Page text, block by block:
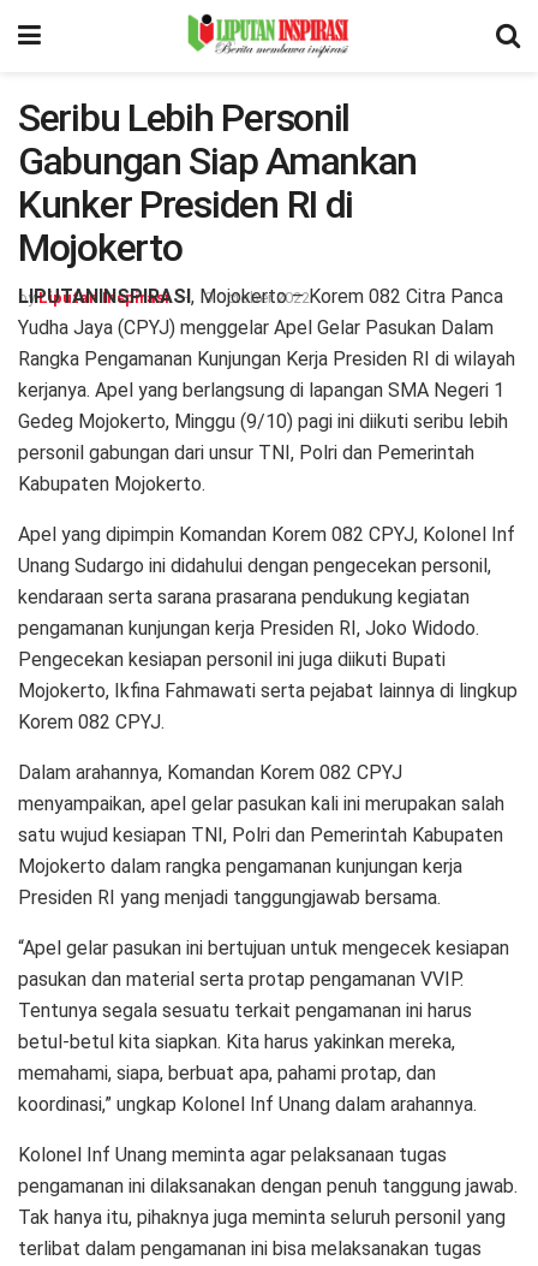
Seribu Lebih Personil
Gabungan Siap Amankan
Kunker Presiden RI di
Mojokerto
by Liputan Inspirasi 9 October 2022
LIPUTANINSPIRASI, Mojokerto – Korem 082 Citra Panca
Yudha Jaya (CPYJ) menggelar Apel Gelar Pasukan Dalam
Rangka Pengamanan Kunjungan Kerja Presiden RI di wilayah
kerjanya. Apel yang berlangsung di lapangan SMA Negeri 1
Gedeg Mojokerto, Minggu (9/10) pagi ini diikuti seribu lebih
personil gabungan dari unsur TNI, Polri dan Pemerintah
Kabupaten Mojokerto.
Apel yang dipimpin Komandan Korem 082 CPYJ, Kolonel Inf
Unang Sudargo ini didahului dengan pengecekan personil,
kendaraan serta sarana prasarana pendukung kegiatan
pengamanan kunjungan kerja Presiden RI, Joko Widodo.
Pengecekan kesiapan personil ini juga diikuti Bupati
Mojokerto, Ikfina Fahmawati serta pejabat lainnya di lingkup
Korem 082 CPYJ.
Dalam arahannya, Komandan Korem 082 CPYJ
menyampaikan, apel gelar pasukan kali ini merupakan salah
satu wujud kesiapan TNI, Polri dan Pemerintah Kabupaten
Mojokerto dalam rangka pengamanan kunjungan kerja
Presiden RI yang menjadi tanggungjawab bersama.
“Apel gelar pasukan ini bertujuan untuk mengecek kesiapan
pasukan dan material serta protap pengamanan VVIP.
Tentunya segala sesuatu terkait pengamanan ini harus
betul-betul kita siapkan. Kita harus yakinkan mereka,
memahami, siapa, berbuat apa, pahami protap, dan
koordinasi,” ungkap Kolonel Inf Unang dalam arahannya.
Kolonel Inf Unang meminta agar pelaksanaan tugas
pengamanan ini dilaksanakan dengan penuh tanggung jawab.
Tak hanya itu, pihaknya juga meminta seluruh personil yang
terlibat dalam pengamanan ini bisa melaksanakan tugas